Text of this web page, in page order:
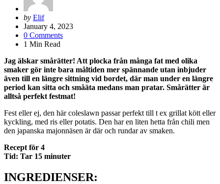
Posted
by
by Elif
January 4, 2023
0 Comments
1 Min Read
Jag älskar smårätter! Att plocka från många fat med olika
smaker gör inte bara måltiden mer spännande utan inbjuder
även till en längre sittning vid bordet, där man under en längre
period kan sitta och småäta medans man pratar. Smårätter är
alltså perfekt festmat!
Fest eller ej, den här coleslawn passar perfekt till t ex grillat kött eller
kyckling, med ris eller potatis. Den har en liten hetta från chili men
den japanska majonnäsen är där och rundar av smaken.
Recept för 4
Tid: Tar 15 minuter
INGREDIENSER: